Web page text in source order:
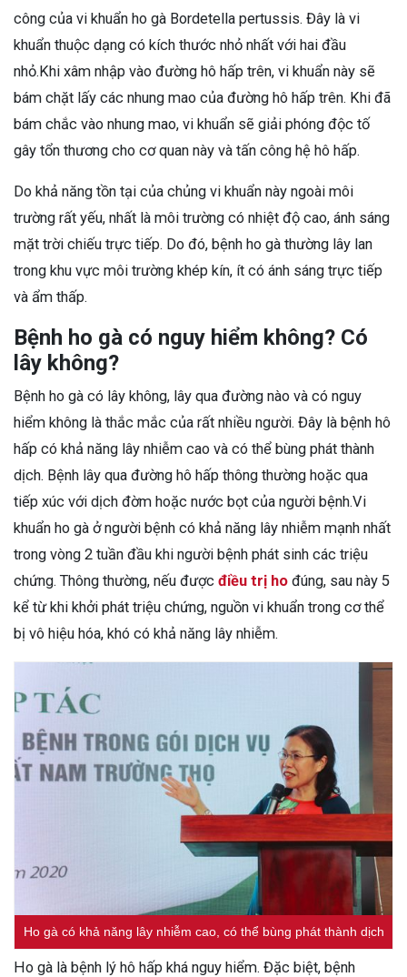
công của vi khuẩn ho gà Bordetella pertussis. Đây là vi
khuẩn thuộc dạng có kích thước nhỏ nhất với hai đầu
nhỏ.Khi xâm nhập vào đường hô hấp trên, vi khuẩn này sẽ
bám chặt lấy các nhung mao của đường hô hấp trên. Khi đã
bám chắc vào nhung mao, vi khuẩn sẽ giải phóng độc tố
gây tổn thương cho cơ quan này và tấn công hệ hô hấp.
Do khả năng tồn tại của chủng vi khuẩn này ngoài môi
trường rất yếu, nhất là môi trường có nhiệt độ cao, ánh sáng
mặt trời chiếu trực tiếp. Do đó, bệnh ho gà thường lây lan
trong khu vực môi trường khép kín, ít có ánh sáng trực tiếp
và ẩm thấp.
Bệnh ho gà có nguy hiểm không? Có
lây không?
Bệnh ho gà có lây không, lây qua đường nào và có nguy
hiểm không là thắc mắc của rất nhiều người. Đây là bệnh hô
hấp có khả năng lây nhiễm cao và có thể bùng phát thành
dịch. Bệnh lây qua đường hô hấp thông thường hoặc qua
tiếp xúc với dịch đờm hoặc nước bọt của người bệnh.Vi
khuẩn ho gà ở người bệnh có khả năng lây nhiễm mạnh nhất
trong vòng 2 tuần đầu khi người bệnh phát sinh các triệu
chứng. Thông thường, nếu được điều trị ho đúng, sau này 5
kể từ khi khởi phát triệu chứng, nguồn vi khuẩn trong cơ thể
bị vô hiệu hóa, khó có khả năng lây nhiễm.
Ho gà có khả năng lây nhiễm cao, có thể bùng phát thành dịch
Ho gà là bệnh lý hô hấp khá nguy hiểm. Đặc biệt, bệnh